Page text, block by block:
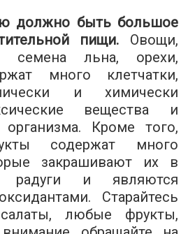
должно быть большое
пищи. Овощи,
семена льна, орехи,
много клетчатки,
и химически
вещества и
Кроме того,
содержат много
закрашивают их в
радуги и являются
Старайтесь
любые фрукты,